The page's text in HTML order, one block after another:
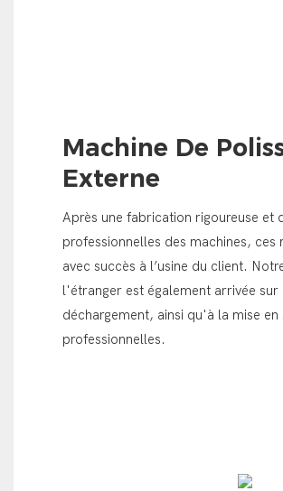
Machine De
Externe
Après une fabrication rigoureuse et
professionnelles des machines, ces
avec succès à l’usine du client.
l'étranger est également arrivée
déchargement, ainsi qu'à la mise
professionnelles.